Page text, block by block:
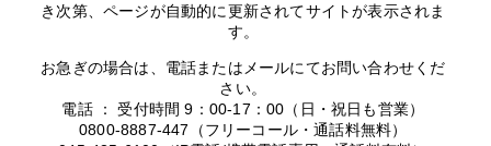
き次第、ページが自動的に更新されてサイトが表示されま
す。
お急ぎの場合は、電話またはメールにてお問い合わせくだ
さい。
電話 ： 受付時間 9：00-17：00（日・祝日も営業）
0800-8887-447（フリーコール・通話料無料）